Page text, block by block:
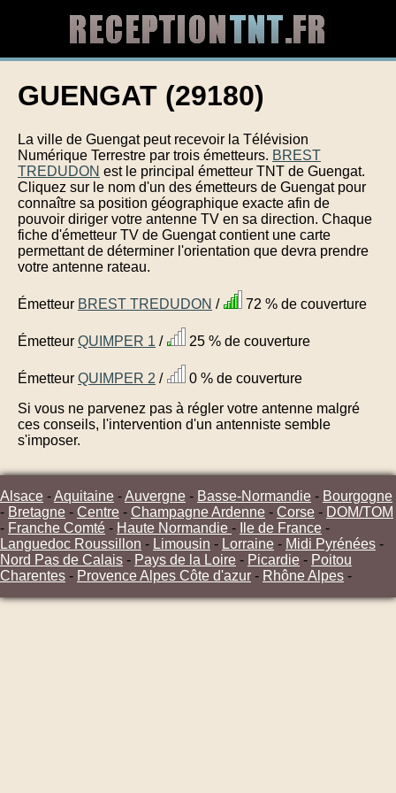
GUENGAT (29180)
La ville de Guengat peut recevoir la Télévision
Numérique Terrestre par trois émetteurs. BREST
TREDUDON est le principal émetteur TNT de Guengat.
Cliquez sur le nom d'un des émetteurs de Guengat pour
connaître sa position géographique exacte afin de
pouvoir diriger votre antenne TV en sa direction. Chaque
fiche d'émetteur TV de Guengat contient une carte
permettant de déterminer l'orientation que devra prendre
votre antenne rateau.
Émetteur BREST TREDUDON / 72 % de couverture
Émetteur QUIMPER 1 / 25 % de couverture
Émetteur QUIMPER 2 /
0 % de couverture
Si vous ne parvenez pas à régler votre antenne malgré
ces conseils, l'intervention d'un antenniste semble
s'imposer.
Alsace -Aquitaine -Auvergne - Basse-Normandie - Bourgogne
- Bretagne - Centre - Champagne Ardenne - Corse - DOM/TOM
- Franche Comté - Haute Normandie - Ile de France -
Languedoc Roussillon - Limousin - Lorraine - Midi Pyrénées -
Nord Pas de Calais - Pays de la Loire - Picardie - Poitou
Charentes - Provence Alpes Côte d'azur - Rhône Alpes -